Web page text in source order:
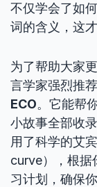
不仅学会了如
词的含义，这
为了帮助大家
言学家强烈推
ECO。它能帮
小故事全部收
用了科学的艾
curve），根据
习计划，确保